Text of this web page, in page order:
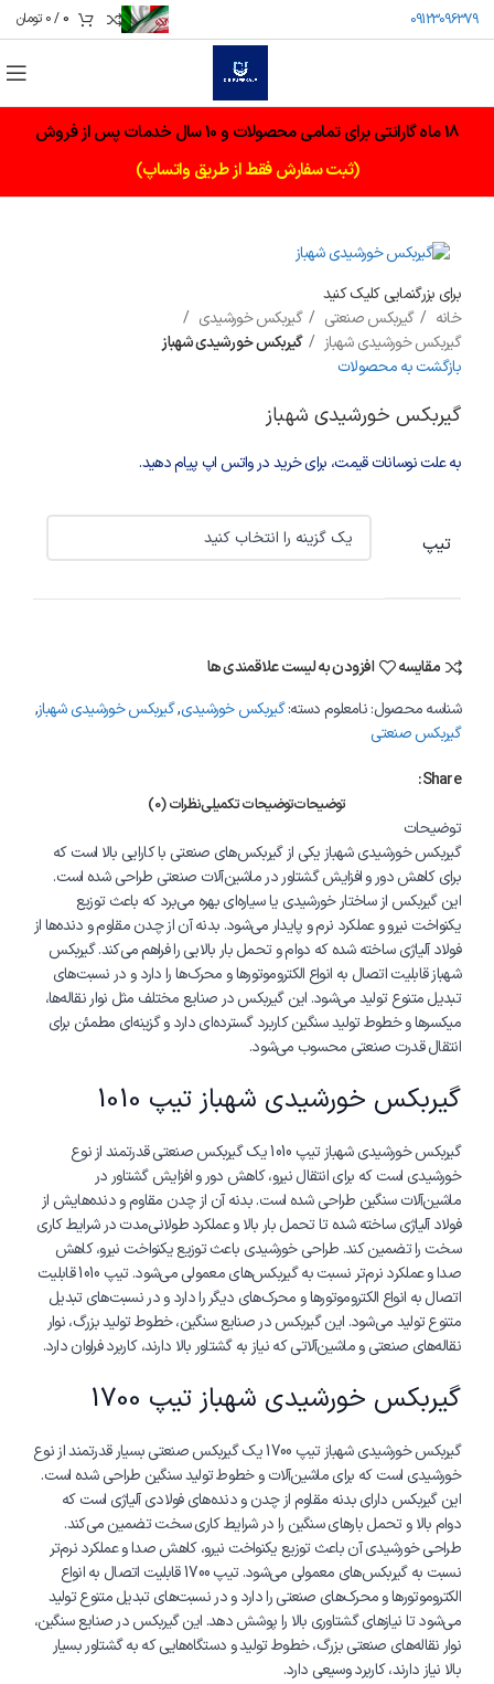
09123096379
0
/
0 تومان
18 ماه گارانتی برای تمامی محصولات و 10 سال خدمات پس از فروش
(ثبت سفارش فقط از طریق واتساپ)
برای بزرگنمایی کلیک کنید
خانه
گیربکس صنعتی
گیربکس خورشیدی
گیربکس خورشیدی شهباز
گیربکس خورشیدی شهباز
بازگشت به محصولات
گیربکس خورشیدی شهباز
به علت نوسانات قیمت، برای خرید در واتس اپ پیام دهید.
تیپ
مقایسه
افزودن به لیست علاقمندی ها
شناسه محصول:نامعلوم دسته:گیربکس خورشیدی,گیربکس خورشیدی شهباز,
گیربکس صنعتی
Share:
توضیحاتتوضیحات تکمیلینظرات (0)
توضیحات
گیربکس خورشیدی شهباز یکی از گیربکس‌های صنعتی با کارایی بالا است که
برای کاهش دور و افزایش گشتاور در ماشین‌آلات صنعتی طراحی شده است.
این گیربکس از ساختار خورشیدی یا سیاره‌ای بهره می‌برد که باعث توزیع
یکنواخت نیرو و عملکرد نرم و پایدار می‌شود. بدنه آن از چدن مقاوم و دنده‌ها از
فولاد آلیاژی ساخته شده که دوام و تحمل بار بالایی را فراهم می‌کند. گیربکس
شهباز قابلیت اتصال به انواع الکتروموتورها و محرک‌ها را دارد و در نسبت‌های
تبدیل متنوع تولید می‌شود. این گیربکس در صنایع مختلف مثل نوار نقاله‌ها،
میکسرها و خطوط تولید سنگین کاربرد گسترده‌ای دارد و گزینه‌ای مطمئن برای
انتقال قدرت صنعتی محسوب می‌شود.
گیربکس خورشیدی شهباز تیپ 1010
گیربکس خورشیدی شهباز تیپ 1010 یک گیربکس صنعتی قدرتمند از نوع
خورشیدی است که برای انتقال نیرو، کاهش دور و افزایش گشتاور در
ماشین‌آلات سنگین طراحی شده است. بدنه آن از چدن مقاوم و دنده‌هایش از
فولاد آلیاژی ساخته شده تا تحمل بار بالا و عملکرد طولانی‌مدت در شرایط کاری
سخت را تضمین کند. طراحی خورشیدی باعث توزیع یکنواخت نیرو، کاهش
صدا و عملکرد نرم‌تر نسبت به گیربکس‌های معمولی می‌شود. تیپ 1010 قابلیت
اتصال به انواع الکتروموتورها و محرک‌های دیگر را دارد و در نسبت‌های تبدیل
متنوع تولید می‌شود. این گیربکس در صنایع سنگین، خطوط تولید بزرگ، نوار
نقاله‌های صنعتی و ماشین‌آلاتی که نیاز به گشتاور بالا دارند، کاربرد فراوان دارد.
گیربکس خورشیدی شهباز تیپ 1700
گیربکس خورشیدی شهباز تیپ 1700 یک گیربکس صنعتی بسیار قدرتمند از نوع
خورشیدی است که برای ماشین‌آلات و خطوط تولید سنگین طراحی شده است.
این گیربکس دارای بدنه مقاوم از چدن و دنده‌های فولادی آلیاژی است که
دوام بالا و تحمل بارهای سنگین را در شرایط کاری سخت تضمین می‌کند.
طراحی خورشیدی آن باعث توزیع یکنواخت نیرو، کاهش صدا و عملکرد نرم‌تر
نسبت به گیربکس‌های معمولی می‌شود. تیپ 1700 قابلیت اتصال به انواع
الکتروموتورها و محرک‌های صنعتی را دارد و در نسبت‌های تبدیل متنوع تولید
می‌شود تا نیازهای گشتاوری بالا را پوشش دهد. این گیربکس در صنایع سنگین،
نوار نقاله‌های صنعتی بزرگ، خطوط تولید و دستگاه‌هایی که به گشتاور بسیار
بالا نیاز دارند، کاربرد وسیعی دارد.